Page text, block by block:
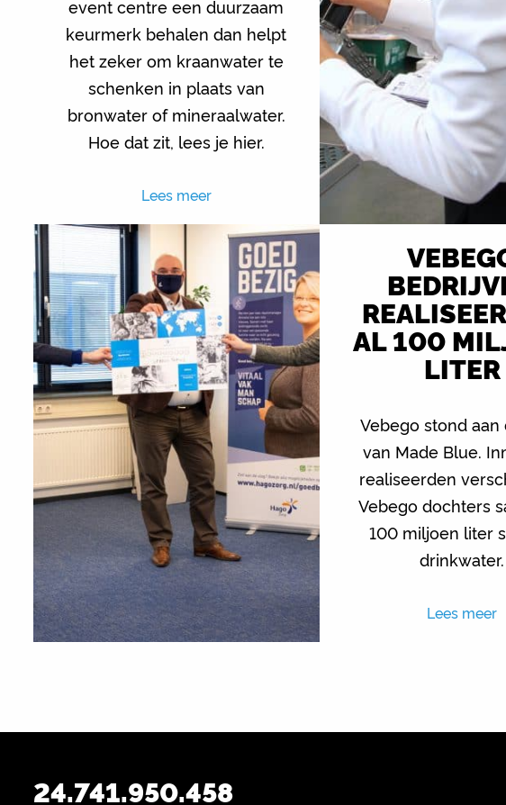
event centre een duurzaam
keurmerk behalen dan helpt
het zeker om kraanwater te
schenken in plaats van
bronwater of mineraalwater.
Hoe dat zit, lees je hier.
Lees meer
AL 100
LITER
Vebego stond aan
van Made Blue.
realiseerden
Vebego dochters
100 miljoen liter
drinkwater.
Lees meer
24.741.950.458